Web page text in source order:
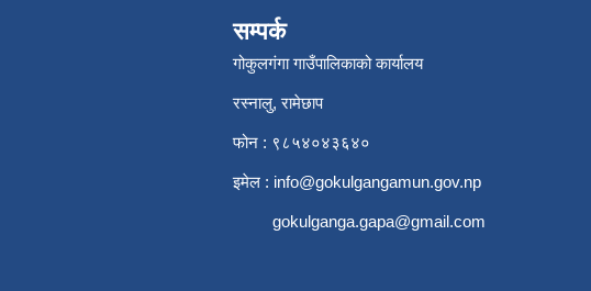
सम्पर्क
गोकुलगंगा गाउँपालिकाको कार्यालय
रस्नालु, रामेछाप
फोन : ९८५४०४३६४०
इमेल : info@gokulgangamun.gov.np
gokulganga.gapa@gmail.com